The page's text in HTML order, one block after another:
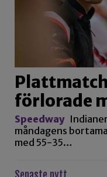
förlorade
Speedway
måndagens
med 55-35…